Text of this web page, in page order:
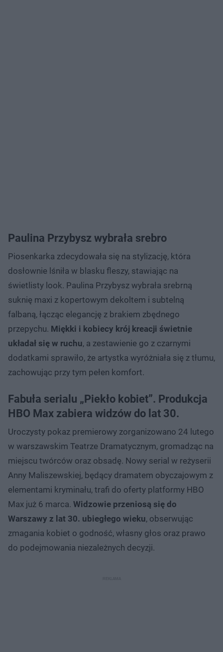
Paulina Przybysz wybrała srebro
Piosenkarka zdecydowała się na stylizację, która
dosłownie lśniła w blasku fleszy, stawiając na
świetlisty look. Paulina Przybysz wybrała srebrną
suknię maxi z kopertowym dekoltem i subtelną
falbaną, łącząc elegancję z brakiem zbędnego
przepychu. Miękki i kobiecy krój kreacji świetnie
układał się w ruchu, a zestawienie go z czarnymi
dodatkami sprawiło, że artystka wyróżniała się z tłumu,
zachowując przy tym pełen komfort.
Fabuła serialu „Piekło kobiet”. Produkcja
HBO Max zabiera widzów do lat 30.
Uroczysty pokaz premierowy zorganizowano 24 lutego
w warszawskim Teatrze Dramatycznym, gromadząc na
miejscu twórców oraz obsadę. Nowy serial w reżyserii
Anny Maliszewskiej, będący dramatem obyczajowym z
elementami kryminału, trafi do oferty platformy HBO
Max już 6 marca. Widzowie przeniosą się do
Warszawy z lat 30. ubiegłego wieku, obserwując
zmagania kobiet o godność, własny głos oraz prawo
do podejmowania niezależnych decyzji.